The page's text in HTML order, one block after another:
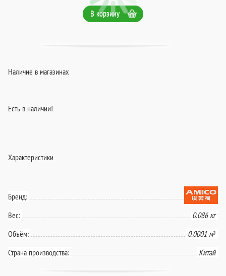
В корзину
Наличие в магазинах
Есть в наличии!
Характеристики
Бренд:
Вес:
0.086 кг
Объём:
0.0001 м³
Страна производства:
Китай